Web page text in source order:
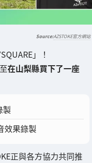
AZSTOKE官方網站
」！
在山梨縣買下了一座
製
效果錄製
正與各方協力共同推